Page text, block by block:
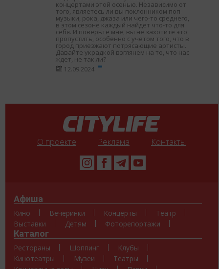
концертами этой осенью. Независимо от
того, являетесь ли вы поклонником поп-
музыки, рока, джаза или чего-то среднего,
в этом сезоне каждый найдет что-то для
себя. И поверьте мне, вы не захотите это
пропустить, особенно с учетом того, что в
город приезжают потрясающие артисты.
Давайте украдкой взглянем на то, что нас
ждет, не так ли?
12.09.2024
О проекте Реклама Контакты
Афиша
Кино Вечеринки Концерты
Театр
Выставки
Детям Фоторепортажи
Каталог
Рестораны Шоппинг
Клубы
Кинотеатры
Музеи
Театры